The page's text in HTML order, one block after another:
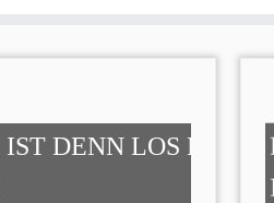
IST DENN LOS MIT